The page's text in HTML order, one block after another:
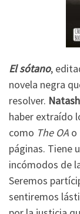
El sótano,
novela negra
resolver.
haber extraído
como The OA o
páginas. Tiene
incómodos de
Seremos
sentiremos